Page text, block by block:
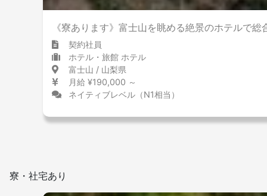
《寮あります》富士山を眺める絶景のホテルで総
契約社員
ホテル・旅館 ホテル
富士山 / 山梨県
月給 ¥190,000 ～
ネイティブレベル（N1相当）
寮・社宅あり